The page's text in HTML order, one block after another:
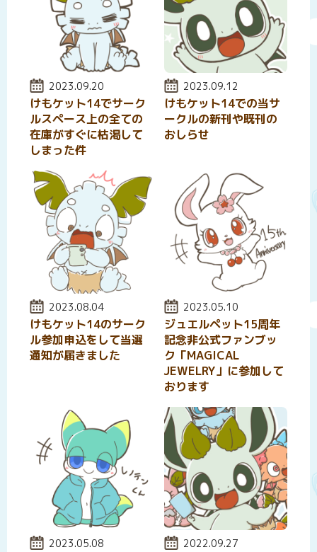
投稿日:
2023.09.20
けもケット14でサーク
ルスペース上の全ての
在庫がすぐに枯渇して
しまった件
投稿日:
2023.09.12
けもケット14での当サ
ークルの新刊や既刊の
おしらせ
投稿日:
2023.08.04
けもケット14のサーク
ル参加申込をして当選
通知が届きました
投稿日:
2023.05.10
ジュエルペット15周年
記念非公式ファンブッ
ク「MAGICAL
JEWELRY」に参加して
おります
投稿日:
2023.05.08 投稿日:
2022.09.27